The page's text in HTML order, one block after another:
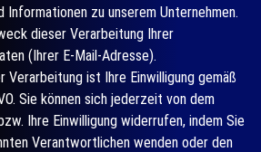
Informationen zu unserem Unternehmen.
dieser Verarbeitung Ihrer
(Ihrer E-Mail-Adresse).
Verarbeitung ist Ihre Einwilligung gemäß
Sie können sich jederzeit von dem
Ihre Einwilligung widerrufen, indem Sie
Verantwortlichen wenden oder den